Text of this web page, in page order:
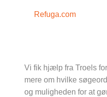
Refuga.com
Vi fik hjælp fra Troels
mere om hvilke
og muligheden for at